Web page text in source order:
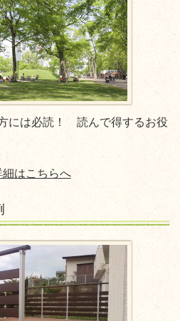
には必読！ 読んで得するお役
細はこちらへ